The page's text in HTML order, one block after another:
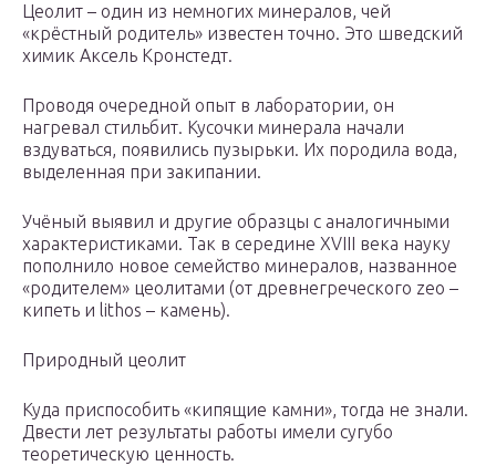
Цеолит – один из немногих минералов, чей
«крёстный родитель» известен точно. Это шведский
химик Аксель Кронстедт.
Проводя очередной опыт в лаборатории, он
нагревал стильбит. Кусочки минерала начали
вздуваться, появились пузырьки. Их породила вода,
выделенная при закипании.
Учёный выявил и другие образцы с аналогичными
характеристиками. Так в середине XVIII века науку
пополнило новое семейство минералов, названное
«родителем» цеолитами (от древнегреческого zeo –
кипеть и lithos – камень).
Природный цеолит
Куда приспособить «кипящие камни», тогда не знали.
Двести лет результаты работы имели сугубо
теоретическую ценность.